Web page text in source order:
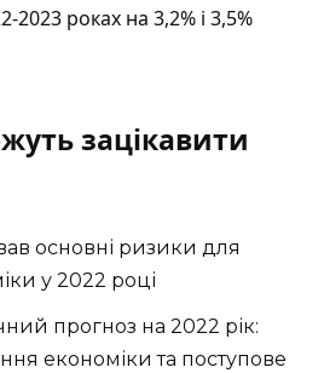
2023 роках на 3,2% і 3,5%
зацікавити
основні ризики для
у 2022 році
прогноз на 2022 рік:
економіки та поступове